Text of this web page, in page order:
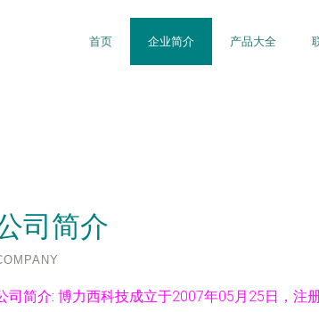
首页 企业简介 产品大全
司简介
司简介: 博力西科技成立于2007年05月25日，注